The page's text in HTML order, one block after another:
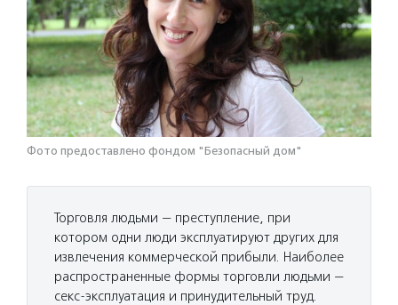
Фото предоставлено фондом "Безопасный дом"
Торговля людьми — преступление, при
котором одни люди эксплуатируют других для
извлечения коммерческой прибыли. Наиболее
распространенные формы торговли людьми —
секс-эксплуатация и принудительный труд.